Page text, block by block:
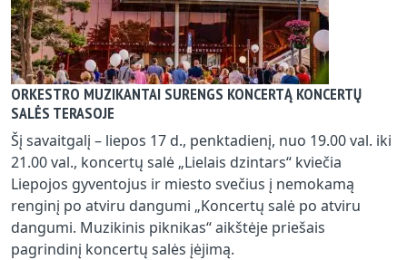
ORKESTRO MUZIKANTAI SURENGS KONCERTĄ KONCERTŲ
SALĖS TERASOJE
Šį savaitgalį – liepos 17 d., penktadienį, nuo 19.00 val. iki
21.00 val., koncertų salė „Lielais dzintars“ kviečia
Liepojos gyventojus ir miesto svečius į nemokamą
renginį po atviru dangumi „Koncertų salė po atviru
dangumi. Muzikinis piknikas“ aikštėje priešais
pagrindinį koncertų salės įėjimą.